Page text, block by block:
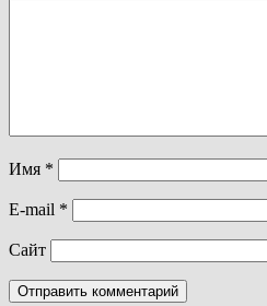
Имя *
E-mail *
Сайт